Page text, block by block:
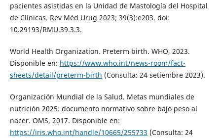
pacientes asistidas en la Unidad de Mastología del Hospital
de Clínicas. Rev Méd Urug 2023; 39(3):e203. doi:
10.29193/RMU.39.3.3.
World Health Organization. Preterm birth. WHO, 2023.
Disponible en: https://www.who.int/news-room/fact-
sheets/detail/preterm-birth (Consulta: 24 setiembre 2023).
Organización Mundial de la Salud‎. Metas mundiales de
nutrición 2025: documento normativo sobre bajo peso al
nacer. OMS, 2017. Disponible en:
https://iris.who.int/handle/10665/255733 (Consulta: 24